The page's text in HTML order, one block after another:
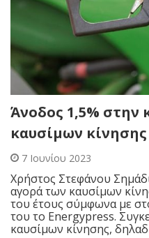
Άνοδος 1,5% στην
καυσίμων
7 Ιουνίου 2023
Χρήστος Στεφάνου
αγορά των καυσίμων
του έτους σύμφωνα με
του το Energypress.
καυσίμων κίνησης,